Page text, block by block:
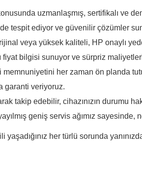
uzmanlaşmış, sertifikalı ve
tespit ediyor ve güvenilir çözümler
veya yüksek kaliteli, HP onaylı
fiyat bilgisi sunuyor ve sürpriz
memnuniyetini her zaman ön planda
garanti veriyoruz.
takip edebilir, cihazınızın durumu
geniş servis ağımız
her türlü sorunda